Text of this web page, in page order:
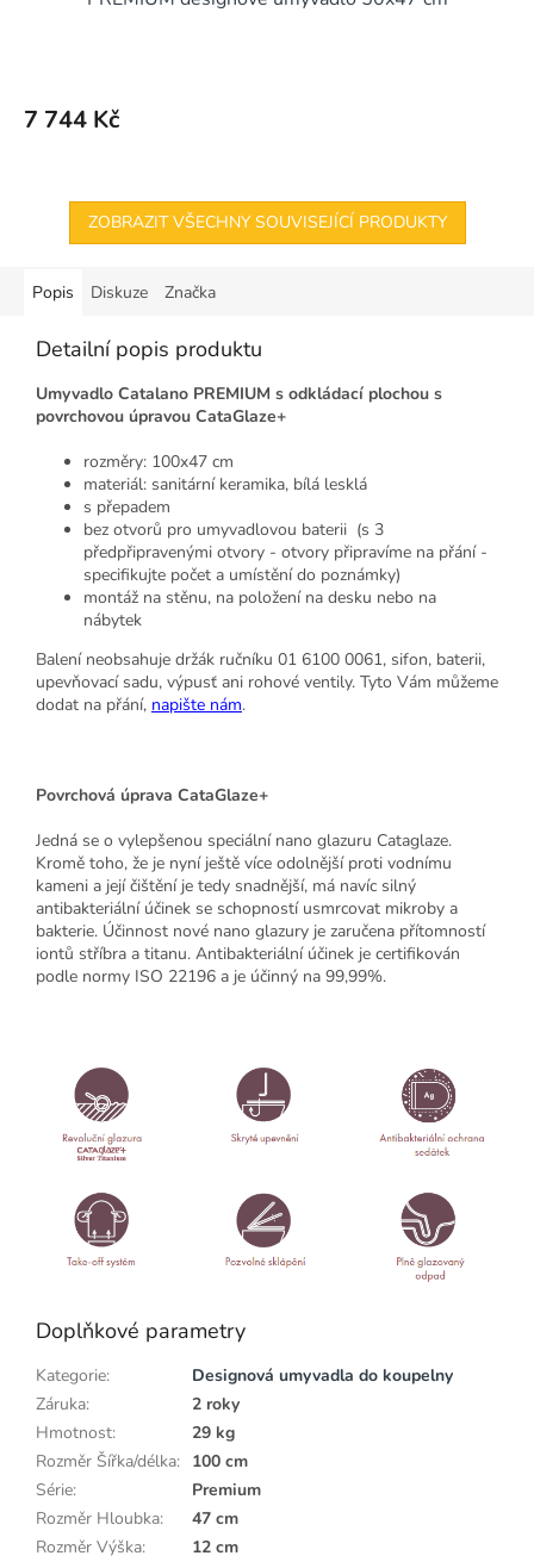
7 744 Kč
ZOBRAZIT VŠECHNY SOUVISEJÍCÍ PRODUKTY
Popis Diskuze Značka
Detailní popis produktu
Umyvadlo Catalano PREMIUM s odkládací plochou s
povrchovou úpravou CataGlaze+
rozměry: 100x47 cm
materiál: sanitární keramika, bílá lesklá
s přepadem
bez otvorů pro umyvadlovou baterii (s 3
předpřipravenými otvory - otvory připravíme na přání -
specifikujte počet a umístění do poznámky)
montáž na stěnu, na položení na desku nebo na
nábytek
Balení neobsahuje držák ručníku 01 6100 0061, sifon, baterii,
upevňovací sadu, výpusť ani rohové ventily. Tyto Vám můžeme
dodat na přání, napište nám.
Povrchová úprava CataGlaze+
Jedná se o vylepšenou speciální nano glazuru Cataglaze.
Kromě toho, že je nyní ještě více odolnější proti vodnímu
kameni a její čištění je tedy snadnější, má navíc silný
antibakteriální účinek se schopností usmrcovat mikroby a
bakterie. Účinnost nové nano glazury je zaručena přítomností
iontů stříbra a titanu. Antibakteriální účinek je certifikován
podle normy ISO 22196 a je účinný na 99,99%.
Doplňkové parametry
Kategorie:
Designová umyvadla do koupelny
Záruka:
2 roky
Hmotnost:
29 kg
Rozměr Šířka/délka: 100 cm
Série:
Premium
Rozměr Hloubka:
47 cm
Rozměr Výška:
12 cm